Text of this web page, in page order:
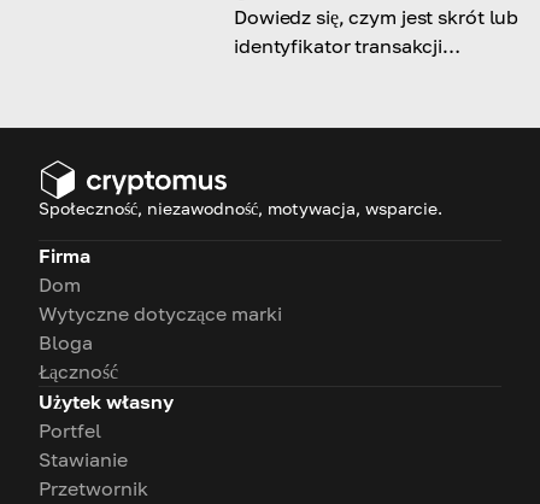
Dowiedz się, czym jest skrót lub
identyfikator transakcji
Społeczność, niezawodność, motywacja, wsparcie.
Firma
Dom
Wytyczne dotyczące marki
Bloga
Łączność
Użytek własny
Portfel
Stawianie
Przetwornik